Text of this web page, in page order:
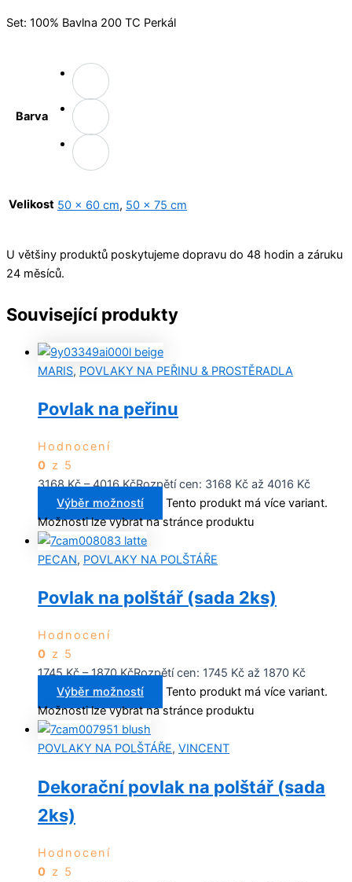
Set: 100% Bavlna 200 TC Perkál
Barva
Velikost 50 x 60 cm, 50 x 75 cm
U většiny produktů poskytujeme dopravu do 48 hodin a záruku
24 měsíců.
Související produkty
MARIS, POVLAKY NA PEŘINU & PROSTĚRADLA
Povlak na peřinu
Hodnocení
0 z 5
3168Kč – 4016KčRozpětí cen: 3168 Kč až 4016 Kč
Výběr možností
Tento produkt má více variant.
Možnosti lze vybrat na stránce produktu
PECAN, POVLAKY NA POLŠTÁŘE
Povlak na polštář (sada 2ks)
Hodnocení
0 z 5
1745Kč – 1870KčRozpětí cen: 1745 Kč až 1870 Kč
Výběr možností
Tento produkt má více variant.
Možnosti lze vybrat na stránce produktu
POVLAKY NA POLŠTÁŘE, VINCENT
Dekorační povlak na polštář (sada
2ks)
Hodnocení
0 z 5